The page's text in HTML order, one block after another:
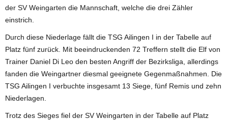
der SV Weingarten die Mannschaft, welche die drei Zähler
einstrich.
Durch diese Niederlage fällt die TSG Ailingen I in der Tabelle auf
Platz fünf zurück. Mit beeindruckenden 72 Treffern stellt die Elf von
Trainer Daniel Di Leo den besten Angriff der Bezirksliga, allerdings
fanden die Weingartner diesmal geeignete Gegenmaßnahmen. Die
TSG Ailingen I verbuchte insgesamt 13 Siege, fünf Remis und zehn
Niederlagen.
Trotz des Sieges fiel der SV Weingarten in der Tabelle auf Platz